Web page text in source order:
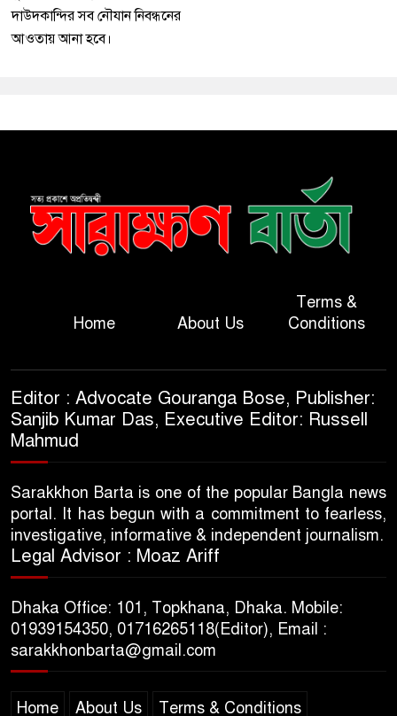
দাউদকান্দির সব নৌযান নিবন্ধনের
আওতায় আনা হবে।
Home About Us
Terms &
Conditions
Editor : Advocate Gouranga Bose, Publisher:
Sanjib Kumar Das, Executive Editor: Russell
Mahmud
Sarakkhon Barta is one of the popular Bangla news
portal. It has begun with a commitment to fearless,
investigative, informative & independent journalism.
Legal Advisor : Moaz Ariff
Dhaka Office: 101, Topkhana, Dhaka. Mobile:
01939154350, 01716265118(Editor), Email :
sarakkhonbarta@gmail.com
Home About Us Terms & Conditions